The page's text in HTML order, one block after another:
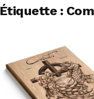
Étiquette :